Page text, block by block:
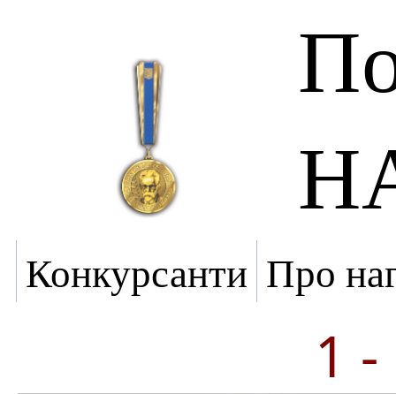
Конкурсанти Про
1